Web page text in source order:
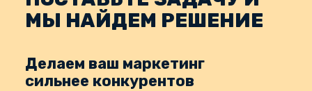
МЫ НАЙДЕМ РЕШЕНИЕ
Делаем ваш маркетинг
сильнее конкурентов